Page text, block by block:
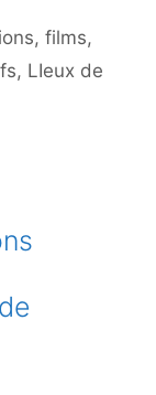
films,
, LIeux de